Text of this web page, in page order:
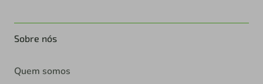
Sobre nós
Quem somos